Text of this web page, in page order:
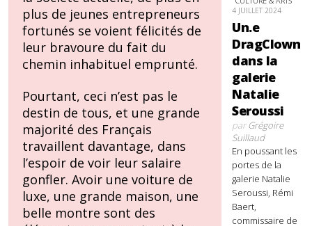
plus de jeunes entrepreneurs
fortunés se voient félicités de
leur bravoure du fait du
chemin inhabituel emprunté.
Pourtant, ceci n’est pas le
destin de tous, et une grande
majorité des Français
travaillent davantage, dans
l’espoir de voir leur salaire
gonfler. Avoir une voiture de
luxe, une grande maison, une
belle montre sont des
4 JUILLET 2024
Un.e
DragClown
dans la
galerie
Natalie
Seroussi
parGrégoire
Suillaud
En poussant les
portes de la
galerie Natalie
Seroussi, Rémi
Baert,
commissaire de